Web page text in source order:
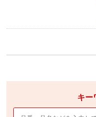
キー